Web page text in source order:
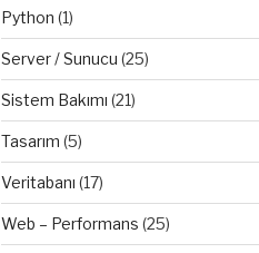
Python (1)
Server / Sunucu (25)
Sistem Bakımı (21)
Tasarım (5)
Veritabanı (17)
Web – Performans (25)